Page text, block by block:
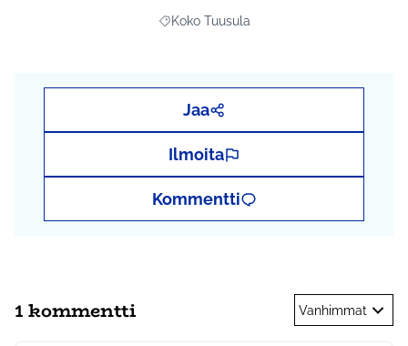
kanssa. Innostavan ja luonnosta paljon tietävän
oppaan seura on omiaan auttamaan myös lasten
suunnitelmiin.
10 000 €
Lisätiedot:Yhteisömanageri Katja Repo, p.
0403143048, katja.repo@tuusula.fi
Kerro ja seuraa projektia myös sosiaalisessa
Rajaa tulokset aihepiirin mukaan: Koko
Koko Tuusula
Jaa
Ilmoita
Kommentti
1 kommentti Vanhimmat